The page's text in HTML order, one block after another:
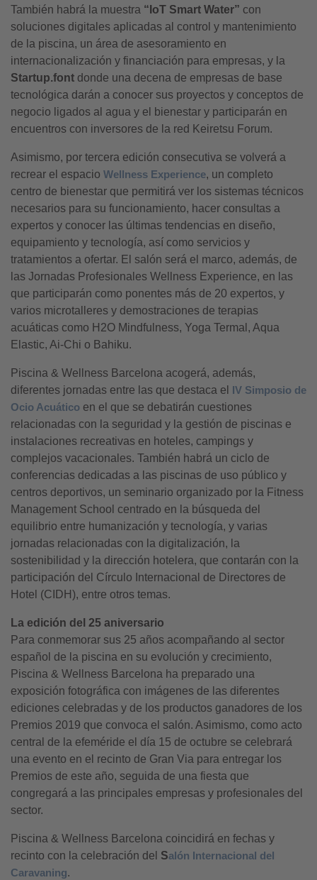
También habrá la muestra “IoT Smart Water” con
soluciones digitales aplicadas al control y mantenimiento
de la piscina, un área de asesoramiento en
internacionalización y financiación para empresas, y la
Startup.font donde una decena de empresas de base
tecnológica darán a conocer sus proyectos y conceptos de
negocio ligados al agua y el bienestar y participarán en
encuentros con inversores de la red Keiretsu Forum.
Asimismo, por tercera edición consecutiva se volverá a
recrear el espacio Wellness Experience, un completo
centro de bienestar que permitirá ver los sistemas técnicos
necesarios para su funcionamiento, hacer consultas a
expertos y conocer las últimas tendencias en diseño,
equipamiento y tecnología, así como servicios y
tratamientos a ofertar. El salón será el marco, además, de
las Jornadas Profesionales Wellness Experience, en las
que participarán como ponentes más de 20 expertos, y
varios microtalleres y demostraciones de terapias
acuáticas como H2O Mindfulness, Yoga Termal, Aqua
Elastic, Ai-Chi o Bahiku.
Piscina & Wellness Barcelona acogerá, además,
diferentes jornadas entre las que destaca el IV Simposio de
Ocio Acuático en el que se debatirán cuestiones
relacionadas con la seguridad y la gestión de piscinas e
instalaciones recreativas en hoteles, campings y
complejos vacacionales. También habrá un ciclo de
conferencias dedicadas a las piscinas de uso público y
centros deportivos, un seminario organizado por la Fitness
Management School centrado en la búsqueda del
equilibrio entre humanización y tecnología, y varias
jornadas relacionadas con la digitalización, la
sostenibilidad y la dirección hotelera, que contarán con la
participación del Círculo Internacional de Directores de
Hotel (CIDH), entre otros temas.
La edición del 25 aniversario
Para conmemorar sus 25 años acompañando al sector
español de la piscina en su evolución y crecimiento,
Piscina & Wellness Barcelona ha preparado una
exposición fotográfica con imágenes de las diferentes
ediciones celebradas y de los productos ganadores de los
Premios 2019 que convoca el salón. Asimismo, como acto
central de la efeméride el día 15 de octubre se celebrará
una evento en el recinto de Gran Via para entregar los
Premios de este año, seguida de una fiesta que
congregará a las principales empresas y profesionales del
sector.
Piscina & Wellness Barcelona coincidirá en fechas y
recinto con la celebración del Salón Internacional del
Caravaning.